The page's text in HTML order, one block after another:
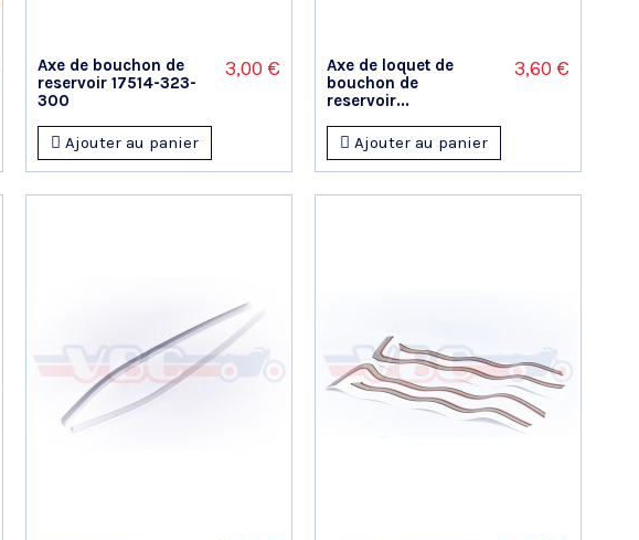
Axe de bouchon de
reservoir 17514-323-
300
3,00 €
Ajouter au panier
Axe de loquet de
bouchon de
reservoir...
3,60 €
Ajouter au panier